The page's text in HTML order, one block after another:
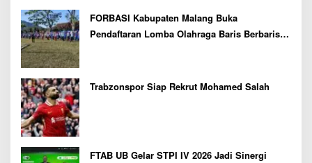
FORBASI Kabupaten Malang Buka
Pendaftaran Lomba Olahraga Baris Berbaris
Trabzonspor Siap Rekrut Mohamed Salah
FTAB UB Gelar STPI IV 2026 Jadi Sinergi